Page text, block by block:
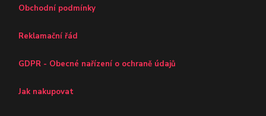
Obchodní podmínky
Reklamační řád
GDPR - Obecné nařízení o ochraně údajů
Jak nakupovat